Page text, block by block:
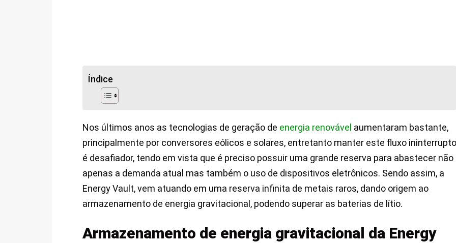
Índice
Nos últimos anos as tecnologias de geração de energia renovável aumentaram bastante,
principalmente por conversores eólicos e solares, entretanto manter este fluxo ininterrupto
é desafiador, tendo em vista que é preciso possuir uma grande reserva para abastecer não
apenas a demanda atual mas também o uso de dispositivos eletrônicos. Sendo assim, a
Energy Vault, vem atuando em uma reserva infinita de metais raros, dando origem ao
armazenamento de energia gravitacional, podendo superar as baterias de lítio.
Armazenamento de energia gravitacional da Energy